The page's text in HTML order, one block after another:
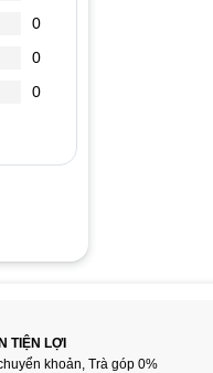
0
0
0
TIỆN LỢI
khoản, Trà góp 0%